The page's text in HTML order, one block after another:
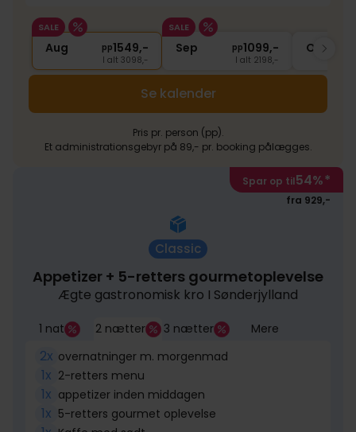
SALE
Aug pp1549,-
I alt 3098,-
SALE
Sep pp1099,-
I alt 2198,-
Okt
Se kalender
Pris pr. person (pp).
Et administrationsgebyr på 89,- pr. booking pålægges.
Spar op til54%*
fra 929,-
Classic
Appetizer + 5-retters gourmetoplevelse
Ægte gastronomisk kro I Sønderjylland
1 nat 2 nætter 3 nætter Mere
2x overnatninger m. morgenmad
1x 2-retters menu
1x appetizer inden middagen
1x 5-retters gourmet oplevelse